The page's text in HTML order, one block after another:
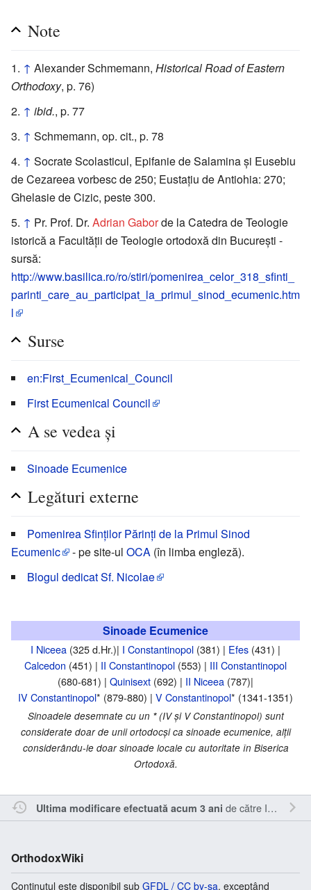
Note
↑ Alexander Schmemann, Historical Road of Eastern
Orthodoxy, p. 76)
↑ ibid., p. 77
↑ Schmemann, op. cit., p. 78
↑ Socrate Scolasticul, Epifanie de Salamina și Eusebiu
de Cezareea vorbesc de 250; Eustațiu de Antiohia: 270;
Ghelasie de Cizic, peste 300.
↑ Pr. Prof. Dr. Adrian Gaborde la Catedra de Teologie
istorică a Facultății de Teologie ortodoxă din București -
sursă:
http://www.basilica.ro/ro/stiri/pomenirea_celor_318_sfinti_
parinti_care_au_participat_la_primul_sinod_ecumenic.htm
l
Surse
en:First_Ecumenical_Council
First Ecumenical Council
A se vedea și
Sinoade Ecumenice
Legături externe
Pomenirea Sfinților Părinți de la Primul Sinod
Ecumenic
- pe site-ul OCA (în limba engleză).
Blogul dedicat Sf. Nicolae
Sinoade Ecumenice
I Niceea (325 d.Hr.)| I Constantinopol (381) | Efes (431) |
Calcedon (451) | II Constantinopol (553) | III Constantinopol
(680-681) | Quinisext (692) | II Niceea (787)|
IV Constantinopol* (879-880) | V Constantinopol* (1341-1351)
Sinoadele desemnate cu un *(IV şi V Constantinopol) sunt
considerate doar de unii ortodocşi ca sinoade ecumenice, alţii
considerându-le doar sinoade locale cu autoritate în Biserica
Ortodoxă.
Ultima modificare efectuată acum 3 ani de către Inistea .
OrthodoxWiki
Conținutul este disponibil sub GFDL / CC by-sa, exceptând